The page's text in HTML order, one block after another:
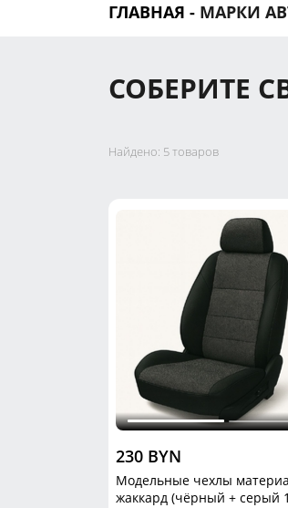
ГЛАВНАЯ - МАРКИ
СОБЕРИТЕ
Найдено: 5 товаров
230 BYN
Модельные чехлы
жаккард (чёрный + серый